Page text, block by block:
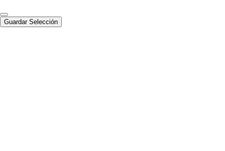
Guardar Selección